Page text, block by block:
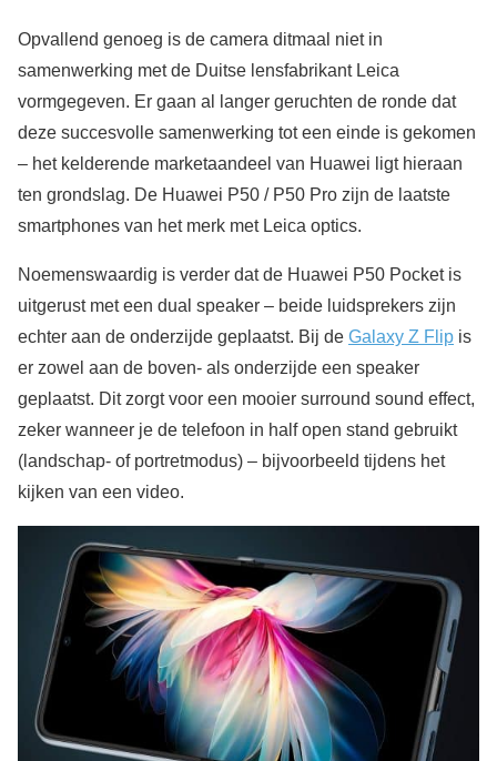
Opvallend genoeg is de camera ditmaal niet in
samenwerking met de Duitse lensfabrikant Leica
vormgegeven. Er gaan al langer geruchten de ronde dat
deze succesvolle samenwerking tot een einde is gekomen
– het kelderende marketaandeel van Huawei ligt hieraan
ten grondslag. De Huawei P50 / P50 Pro zijn de laatste
smartphones van het merk met Leica optics.
Noemenswaardig is verder dat de Huawei P50 Pocket is
uitgerust met een dual speaker – beide luidsprekers zijn
echter aan de onderzijde geplaatst. Bij de Galaxy Z Flip is
er zowel aan de boven- als onderzijde een speaker
geplaatst. Dit zorgt voor een mooier surround sound effect,
zeker wanneer je de telefoon in half open stand gebruikt
(landschap- of portretmodus) – bijvoorbeeld tijdens het
kijken van een video.